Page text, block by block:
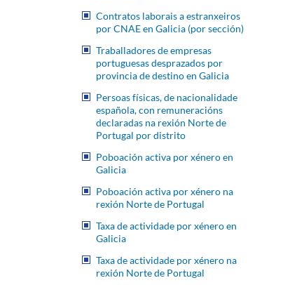
Contratos laborais a estranxeiros
por CNAE en Galicia (por sección)
Traballadores de empresas
portuguesas desprazados por
provincia de destino en Galicia
Persoas físicas, de nacionalidade
española, con remuneracións
declaradas na rexión Norte de
Portugal por distrito
Poboación activa por xénero en
Galicia
Poboación activa por xénero na
rexión Norte de Portugal
Taxa de actividade por xénero en
Galicia
Taxa de actividade por xénero na
rexión Norte de Portugal